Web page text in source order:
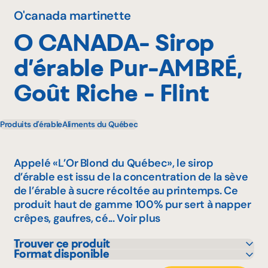
O'canada martinette
O CANADA- Sirop
d’érable Pur-AMBRÉ,
Goût Riche - Flint
Produits d'érableAliments du Québec
Appelé «L’Or Blond du Québec», le sirop
d’érable est issu de la concentration de la sève
de l’érable à sucre récoltée au printemps. Ce
produit haut de gamme 100% pur sert à napper
crêpes, gaufres, cé...Voir plus
Trouver ce produit
IGA
Format disponible